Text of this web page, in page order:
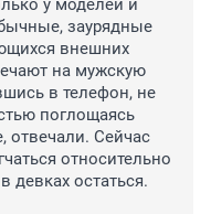
у моделей и
заурядные
внешних
на мужскую
в телефон, не
поглощаясь
отвечали. Сейчас
относительно
девках остаться.